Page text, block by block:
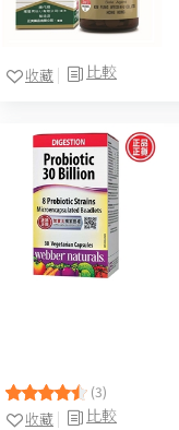
比較
收藏
(3)
比較
收藏